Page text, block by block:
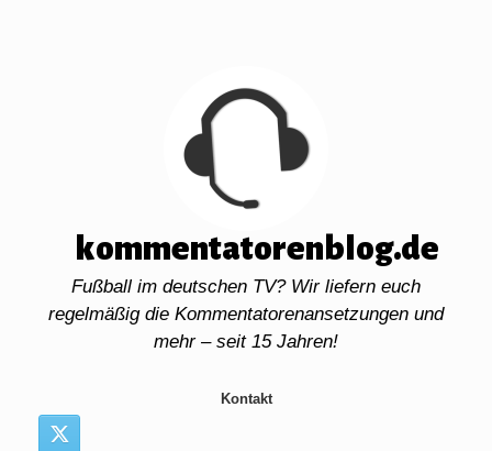
kommentatorenblog.de
Fußball im deutschen TV? Wir liefern euch
regelmäßig die Kommentatorenansetzungen und
mehr – seit 15 Jahren!
Kontakt